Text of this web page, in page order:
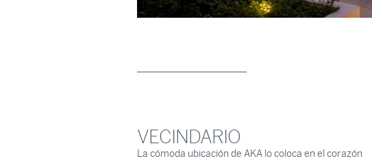
VECINDARIO
La cómoda ubicación de AKA lo coloca en el corazón